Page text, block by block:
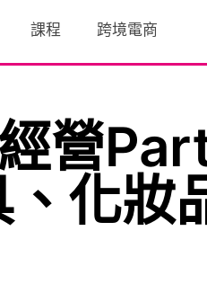
課程 跨境電商
營
化妝